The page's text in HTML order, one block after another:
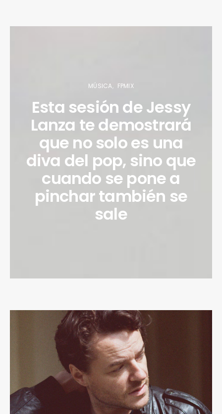
MÚSICA FPMIX
Esta sesión de Jessy
Lanza te demostrará
que no solo es una
diva del pop, sino que
cuando se pone a
pinchar también se
sale